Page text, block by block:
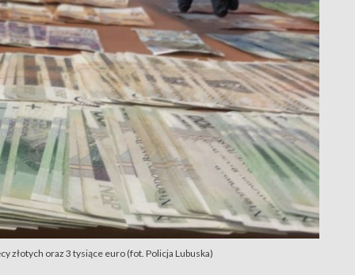
złotych oraz 3 tysiące euro (fot. Policja Lubuska)